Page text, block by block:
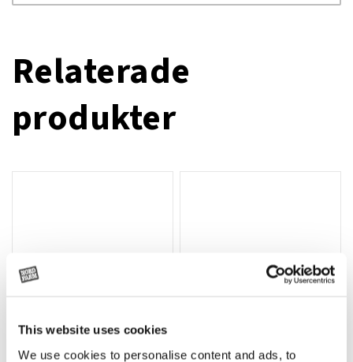
This website uses cookies
We use cookies to personalise content and ads, to
Relaterade
produkter